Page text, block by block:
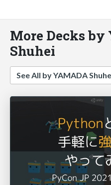
More Decks by
Shuhei
See All by YAMADA